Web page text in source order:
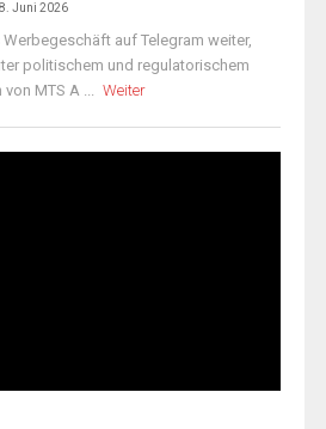
Juni 2026
auf Telegram weiter,
politischem und regulatorischem
MTS A ... Weiter